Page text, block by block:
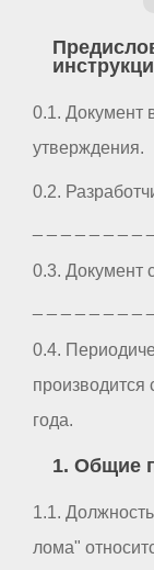
0.1. Документ
утверждения.
0.2.
_ _ _ _ _ _ _ _
0.3. Документ
_ _ _ _ _ _ _ _
0.4.
года.
1. Общие
1.1.
лома"